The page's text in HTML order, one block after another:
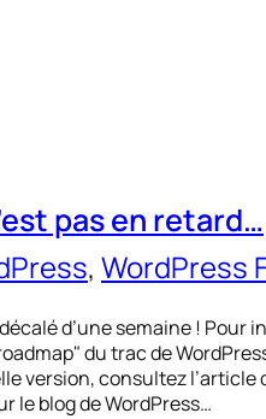
pas en retard…
, WordPress
d’une semaine ! Pour
du trac de
version, consultez l’article
le blog de WordPress…